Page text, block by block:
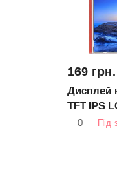
169 грн.
Дисплей
TFT IPS
0 Під